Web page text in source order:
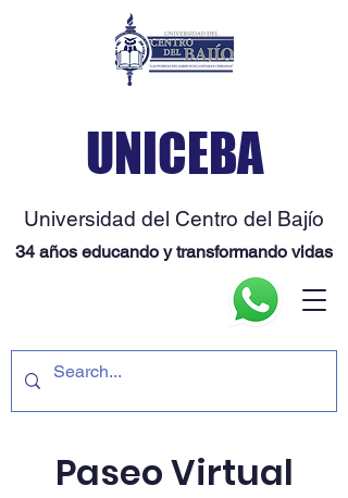
UNICEBA
Universidad del Centro del Bajío
34 años educando y transformando vidas
Paseo Virtual